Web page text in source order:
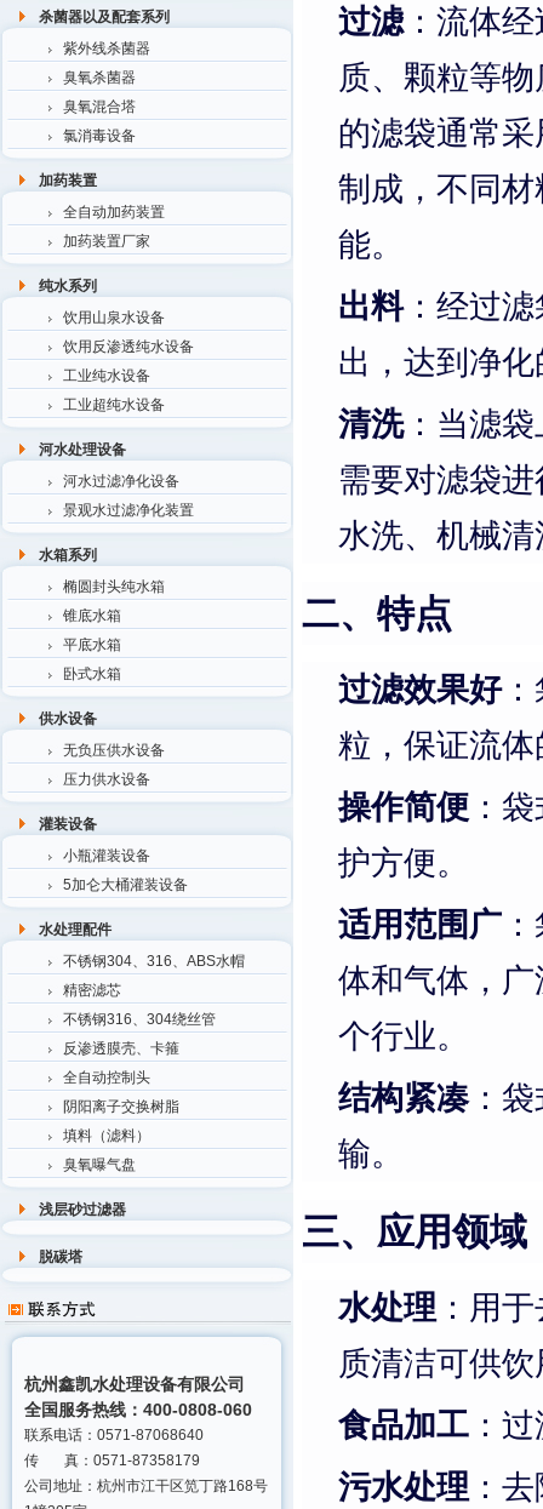
杀菌器以及配套系列
紫外线杀菌器
臭氧杀菌器
臭氧混合塔
氯消毒设备
加药装置
全自动加药装置
加药装置厂家
纯水系列
饮用山泉水设备
饮用反渗透纯水设备
工业纯水设备
工业超纯水设备
河水处理设备
河水过滤净化设备
景观水过滤净化装置
水箱系列
椭圆封头纯水箱
锥底水箱
平底水箱
卧式水箱
供水设备
无负压供水设备
压力供水设备
灌装设备
小瓶灌装设备
5加仑大桶灌装设备
水处理配件
不锈钢304、316、ABS水帽
精密滤芯
不锈钢316、304绕丝管
反渗透膜壳、卡箍
全自动控制头
阴阳离子交换树脂
填料（滤料）
臭氧曝气盘
浅层砂过滤器
脱碳塔
杭州鑫凯水处理设备有限公司
全国服务热线：400-0808-060
联系电话：0571-87068640
传 真：0571-87358179
公司地址：杭州市江干区笕丁路168号
过滤：流体
质、颗粒等
的滤袋通常
制成，不同
能。
出料：经过
出，达到净
清洗：当滤
需要对滤袋
水洗、机械
二、特点
过滤效果好：
粒，保证流
操作简便：袋
护方便。
适用范围广：
体和气体，
个行业。
结构紧凑：袋
输。
三、应用领域
水处理 ：用
质清洁可供
食品加工：过
污水处理 ：